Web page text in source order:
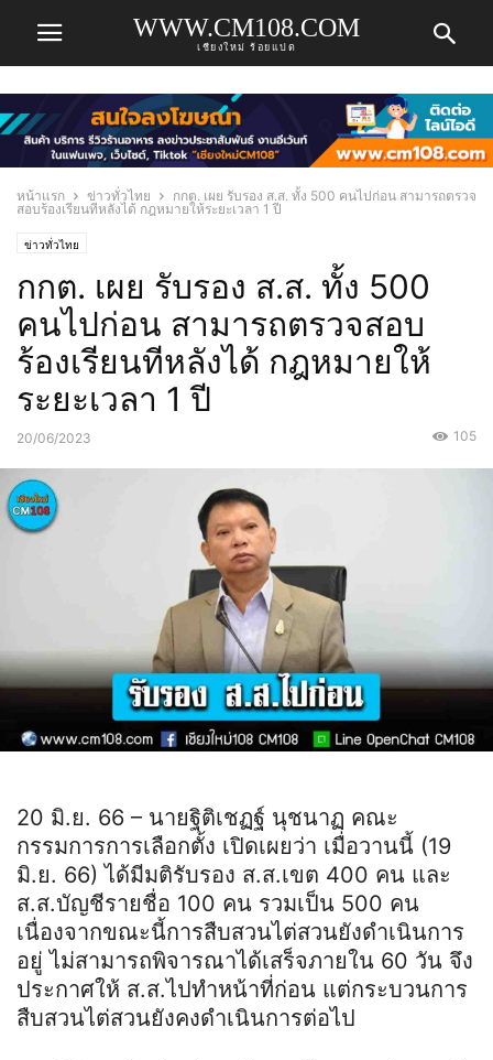
WWW.CM108.COM
เชียงใหม่ ร้อยแปด
หน้าแรก ข่าวทั่วไทย
กกต. เผย รับรอง ส.ส. ทั้ง 500 คนไปก่อน สามารถตรวจ
สอบร้องเรียนทีหลังได้ กฎหมายให้ระยะเวลา 1 ปี
ข่าวทั่วไทย
กกต. เผย รับรอง ส.ส. ทั้ง 500
คนไปก่อน สามารถตรวจสอบ
ร้องเรียนทีหลังได้ กฎหมายให้
ระยะเวลา 1 ปี
20/06/2023 105
20 มิ.ย. 66 – นายฐิติเชฏฐ์ นุชนาฏ คณะ
กรรมการการเลือกตั้ง เปิดเผยว่า เมื่อวานนี้ (19
มิ.ย. 66) ได้มีมติรับรอง ส.ส.เขต 400 คน และ
ส.ส.บัญชีรายชื่อ 100 คน รวมเป็น 500 คน
เนื่องจากขณะนี้การสืบสวนไต่สวนยังดำเนินการ
อยู่ ไม่สามารถพิจารณาได้เสร็จภายใน 60 วัน จึง
ประกาศให้ ส.ส.ไปทำหน้าที่ก่อน แต่กระบวนการ
สืบสวนไต่สวนยังคงดำเนินการต่อไป